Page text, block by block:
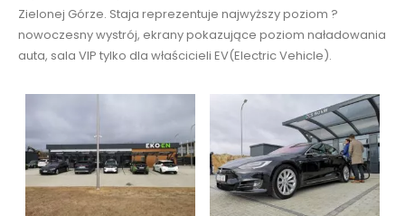
Zielonej Górze. Staja reprezentuje najwyższy poziom ?
nowoczesny wystrój, ekrany pokazujące poziom naładowania
auta, sala VIP tylko dla właścicieli EV(Electric Vehicle).